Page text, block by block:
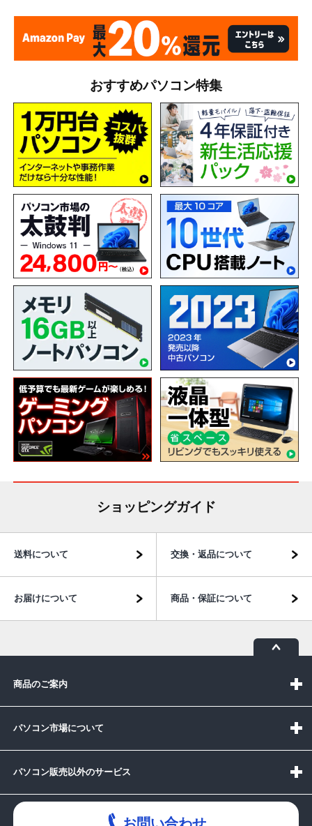
おすすめパソコン特集
ショッピングガイド
送料について 交換・返品について
お届けについて 商品・保証について
商品のご案内
パソコン市場について
パソコン販売以外のサービス